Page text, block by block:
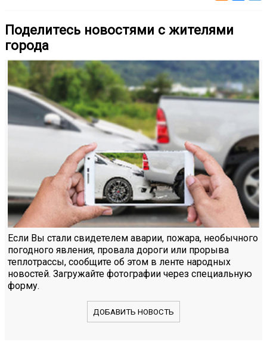
Поделитесь новостями с жителями
города
Если Вы стали свидетелем аварии, пожара, необычного
погодного явления, провала дороги или прорыва
теплотрассы, сообщите об этом в ленте народных
новостей. Загружайте фотографии через специальную
форму.
ДОБАВИТЬ НОВОСТЬ